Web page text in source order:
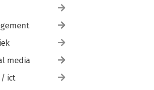
media
/ ict